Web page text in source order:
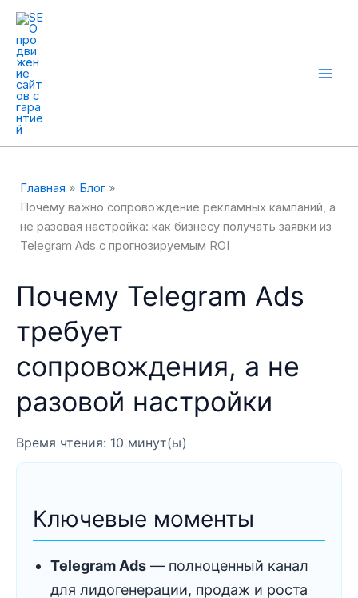
Перейти
содержимому
Главная
Блог
Почему важно сопровождение рекламных кампаний, а
не разовая настройка: как бизнесу получать заявки из
Telegram Ads с прогнозируемым ROI
Почему Telegram Ads
требует
сопровождения, а не
разовой настройки
Время чтения: 10 минут(ы)
Ключевые моменты
Telegram Ads — полноценный канал
для лидогенерации, продаж и роста